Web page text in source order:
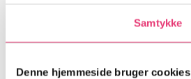
Samtykke
Denne hjemmeside bruger cookies